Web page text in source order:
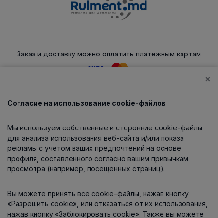
Заказ и доставку можно оплатить платежным картам
Каталог
О компании
Информация
Контакты
×
Согласие на использование cookie-файлов
Мы используем собственные и сторонние cookie-файлы
для анализа использования веб-сайта и/или показа
рекламы с учетом ваших предпочтений на основе
профиля, составленного согласно вашим привычкам
просмотра (например, посещенных страниц).
Вы можете принять все cookie-файлы, нажав кнопку
«Разрешить cookie», или отказаться от их использования,
нажав кнопку «Заблокировать cookie». Также вы можете